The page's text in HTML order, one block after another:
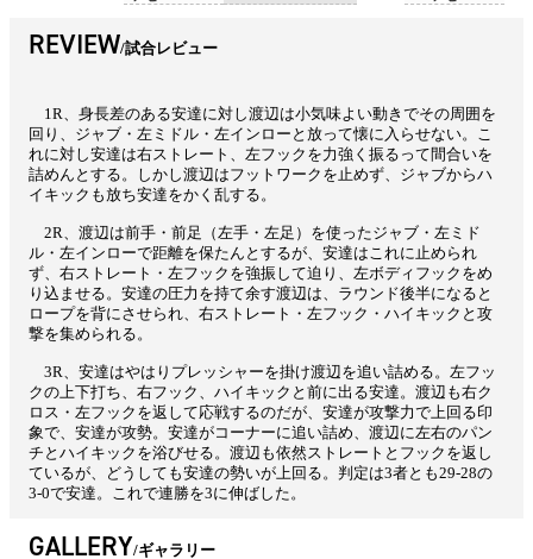
REVIEW 試合レビュー
1R、身長差のある安達に対し渡辺は小気味よい動きでその周囲を
回り、ジャブ・左ミドル・左インローと放って懐に入らせない。こ
れに対し安達は右ストレート、左フックを力強く振るって間合いを
詰めんとする。しかし渡辺はフットワークを止めず、ジャブからハ
イキックも放ち安達をかく乱する。
2R、渡辺は前手・前足（左手・左足）を使ったジャブ・左ミド
ル・左インローで距離を保たんとするが、安達はこれに止められ
ず、右ストレート・左フックを強振して迫り、左ボディフックをめ
り込ませる。安達の圧力を持て余す渡辺は、ラウンド後半になると
ロープを背にさせられ、右ストレート・左フック・ハイキックと攻
撃を集められる。
3R、安達はやはりプレッシャーを掛け渡辺を追い詰める。左フッ
クの上下打ち、右フック、ハイキックと前に出る安達。渡辺も右ク
ロス・左フックを返して応戦するのだが、安達が攻撃力で上回る印
象で、安達が攻勢。安達がコーナーに追い詰め、渡辺に左右のパン
チとハイキックを浴びせる。渡辺も依然ストレートとフックを返し
ているが、どうしても安達の勢いが上回る。判定は3者とも29-28の
3-0で安達。これで連勝を3に伸ばした。
GALLERY ギャラリー